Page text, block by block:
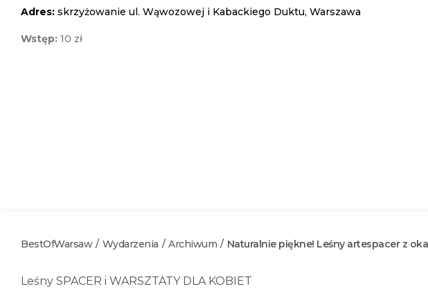
Adres: skrzyżowanie ul. Wąwozowej i Kabackiego Duktu, Warszawa
Wstęp: 10 zł
BestOfWarsaw / Wydarzenia / Archiwum / Naturalnie piękne! Leśny artespacer z
Leśny SPACER i WARSZTATY DLA KOBIET